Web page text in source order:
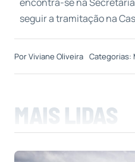
seguir a tramitação na
PorViviane Oliveira Categorias:
MAIS LIDAS